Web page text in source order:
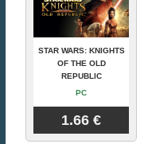
STAR WARS: KNIGHTS
OF THE OLD
REPUBLIC
PC
1.66 €